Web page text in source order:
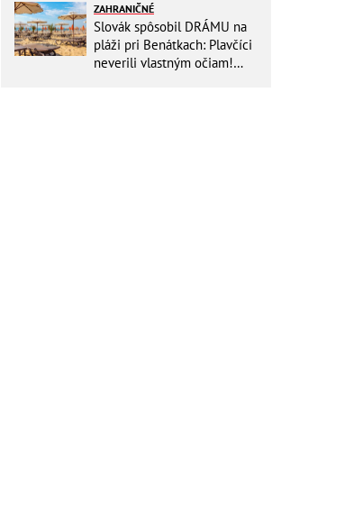
internet
ZAHRANIČNÉ
Slovák spôsobil DRÁMU na
pláži pri Benátkach: Plavčíci
neverili vlastným očiam!